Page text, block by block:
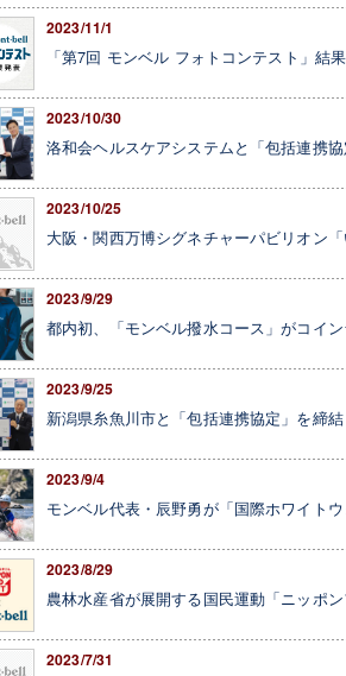
2023/11/1
「第7回 モンベル フォトコンテスト」結
2023/10/30
洛和会ヘルスケアシステムと「包括連携
2023/10/25
大阪・関西万博シグネチャーパビリオン
2023/9/29
都内初、「モンベル撥水コース」がコイ
2023/9/25
新潟県糸魚川市と「包括連携協定」を締結
2023/9/4
モンベル代表・辰野勇が「国際ホワイト
2023/8/29
農林水産省が展開する国民運動「ニッポ
2023/7/31